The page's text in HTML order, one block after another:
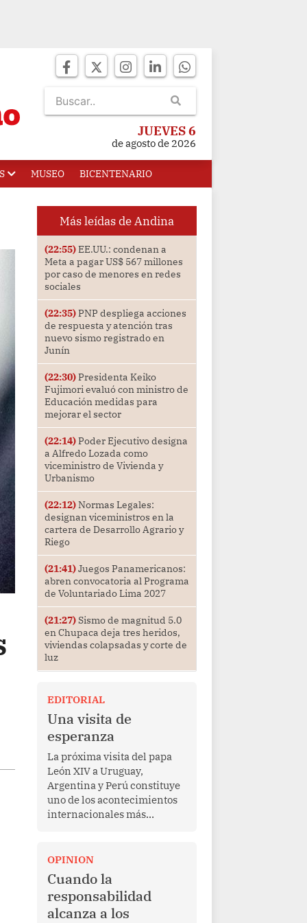
JUEVES 6
de agosto de 2026
MUSEO BICENTENARIO
Más leídas de Andina
(22:55)EE.UU.: condenan a
Meta a pagar US$ 567 millones
por caso de menores en redes
sociales
(22:35)PNP despliega acciones
de respuesta y atención tras
nuevo sismo registrado en
Junín
(22:30)Presidenta Keiko
Fujimori evaluó con ministro de
Educación medidas para
mejorar el sector
(22:14)Poder Ejecutivo designa
a Alfredo Lozada como
viceministro de Vivienda y
Urbanismo
(22:12)Normas Legales:
designan viceministros en la
cartera de Desarrollo Agrario y
Riego
(21:41)Juegos Panamericanos:
abren convocatoria al Programa
de Voluntariado Lima 2027
(21:27)Sismo de magnitud 5.0
en Chupaca deja tres heridos,
viviendas colapsadas y corte de
luz
EDITORIAL
Una visita de
esperanza
La próxima visita del papa
León XIV a Uruguay,
Argentina y Perú constituye
uno de los acontecimientos
internacionales más
Más allá de su dimensión
religiosa, esta gira
representa una oportunidad
para reafirmar el valor del
diálogo, fortalecer los
OPINION
Cuando la
responsabilidad
alcanza a los